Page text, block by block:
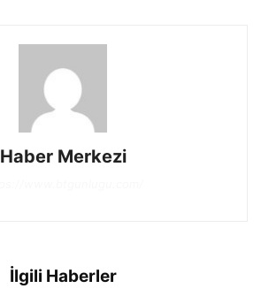
Haber Merkezi
İlgili Haberler